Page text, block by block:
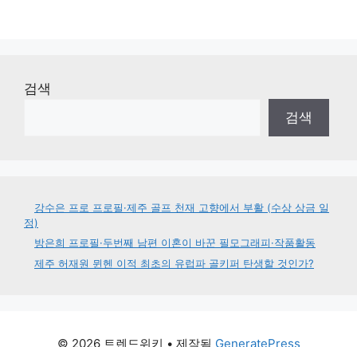
검색
검색
강수은 프로 프로필·제주 골프 천재 고향에서 부활 (수상 상금 일
정)
방은희 프로필·두번째 남편 이혼이 바꾼 필모그래피·작품활동
제주 허재원 뮌헨 이적 최초의 유럽파 골키퍼 탄생할 것인가?
© 2026 트렌드위키 • 제작됨 GeneratePress